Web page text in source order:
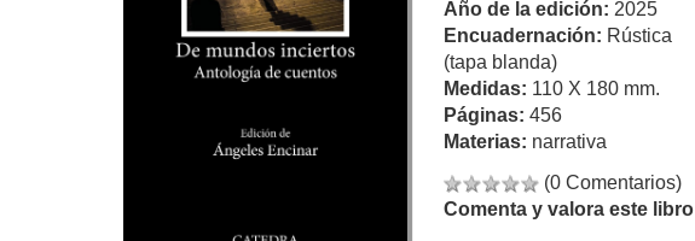
Año de la edición: 2025
Encuadernación: Rústica
(tapa blanda)
Medidas: 110 X 180 mm.
Páginas: 456
Materias: narrativa
(0 Comentarios)
Comenta y valora este libro